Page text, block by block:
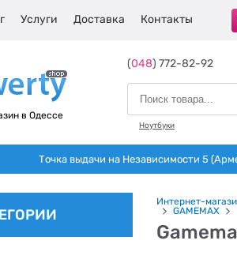
Услуги Доставка Контакты
в Одессе
(048) 772-82-92
Ноутбуки
Точка выдачи на Независимости 5
Интернет-
GAMEMAX